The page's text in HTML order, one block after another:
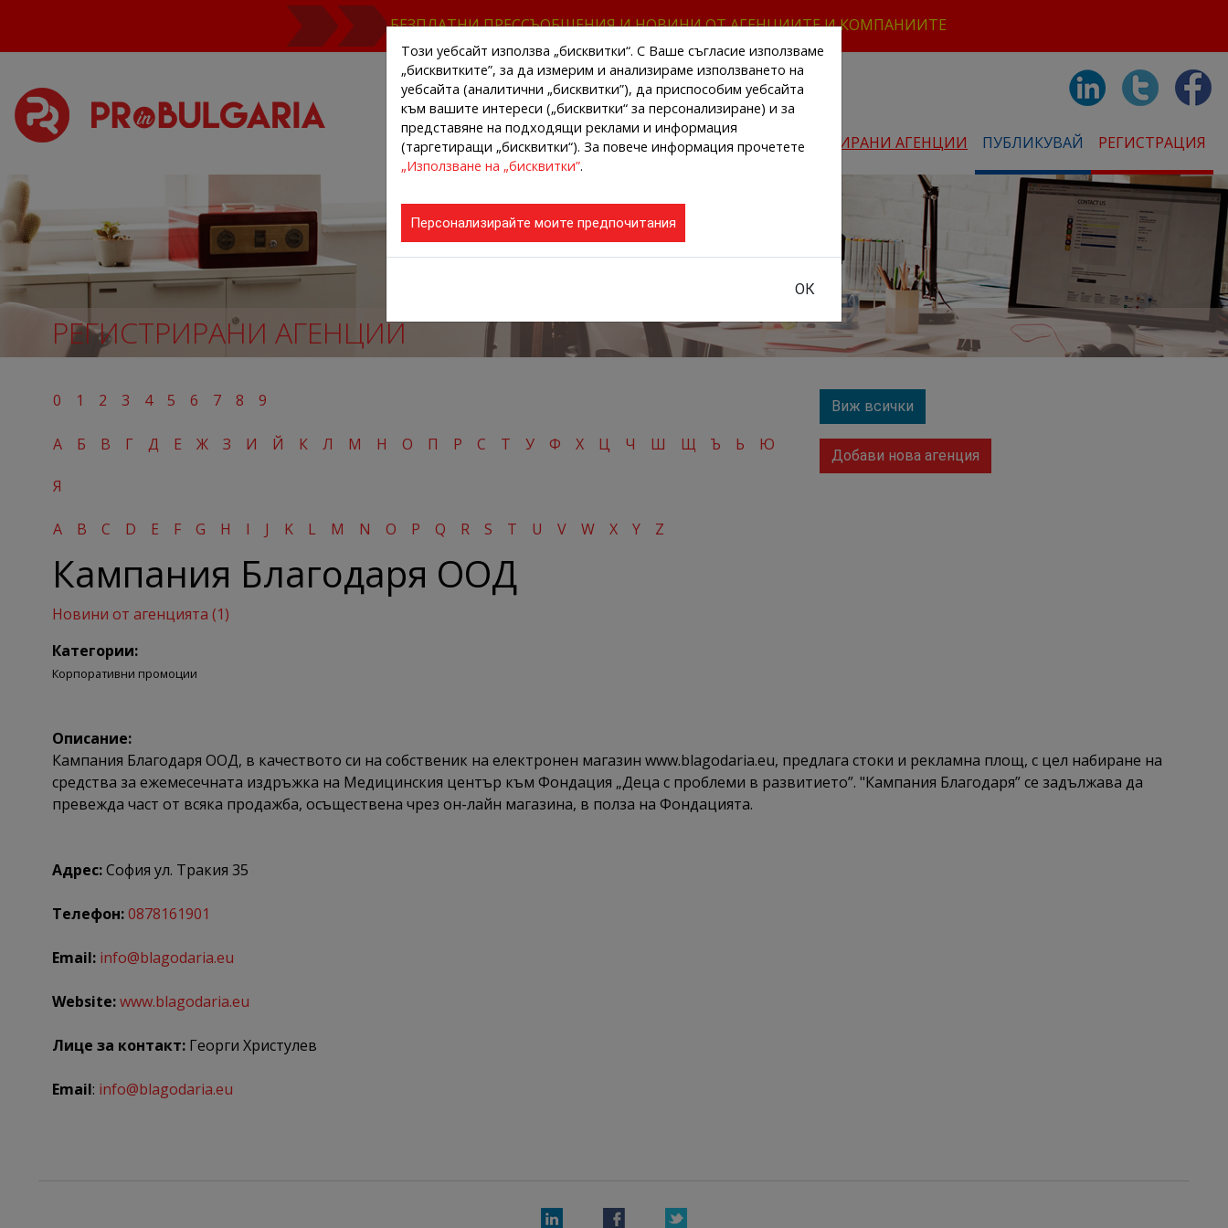
БЕЗПЛАТНИ ПРЕССЪОБЩЕНИЯ И НОВИНИ ОТ АГЕНЦИИТЕ И КОМПАНИИТЕ
НАЧАЛО НОВИНИ ОТ АГЕНЦИИТЕ РЕГИСТРИРАНИ АГЕНЦИИ ПУБЛИКУВАЙ РЕГИСТРАЦИЯ
РЕГИСТРИРАНИ АГЕНЦИИ
0 1 2 3 4 5 6 7 8 9
А Б В Г Д Е Ж З И Й К Л М Н О П Р С Т У Ф Х Ц Ч Ш Щ Ъ Ь Ю
Я
A B C D E F G H I J K L M N O P Q R S T U V W X Y Z
Виж всички
Добави нова агенция
Кампания Благодаря ООД
Новини от агенцията (1)
Категории:
Корпоративни промоции
Описание:
Кампания Благодаря ООД, в качеството си на собственик на електронен магазин www.blagodaria.eu, предлага стоки и рекламна площ, с цел набиране на
средства за ежемесечната издръжка на Медицинския център към Фондация „Деца с проблеми в развитието”. "Кампания Благодаря” се задължава да
превежда част от всяка продажба, осъществена чрез он-лайн магазина, в полза на Фондацията.
Адрес:София ул. Тракия 35
Телефон:0878161901
Email: info@blagodaria.eu
Website:www.blagodaria.eu
Лице за контакт: Георги Христулев
Email: info@blagodaria.eu
Този уебсайт използва „бисквитки“. С Ваше съгласие използваме
„бисквитките”, за да измерим и анализираме използването на
уебсайта (аналитични „бисквитки”), да приспособим уебсайта
към вашите интереси („бисквитки“ за персонализиране) и за
представяне на подходящи реклами и информация
(таргетиращи „бисквитки“). За повече информация прочетете
„Използване на „бисквитки”.
Персонализирайте моите предпочитания
ОК